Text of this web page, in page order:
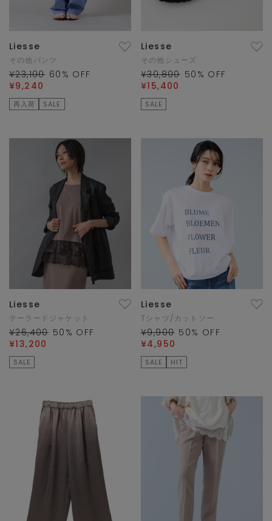
Liesse
その他パンツ
¥23,100 60 % OFF
¥9,240
再入荷 SALE
Liesse
その他シューズ
¥30,800 50 % OFF
¥15,400
SALE
Liesse
テーラードジャケット
¥26,400 50 % OFF
¥13,200
SALE
Liesse
Tシャツ/カットソー
¥9,900 50% OFF
¥4,950
SALE HIT